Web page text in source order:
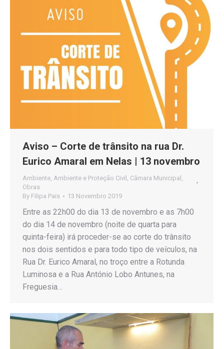
Aviso – Corte de trânsito na rua Dr.
Eurico Amaral em Nelas | 13 novembro
Ambiente, Ambiente e Proteção Civil , Câmara Municipal ,
Obras
By Filipa Pais 13 Novembro 2019
Entre as 22h00 do dia 13 de novembro e as 7h00
do dia 14 de novembro (noite de quarta para
quinta-feira) irá proceder-se ao corte do trânsito
nos dois sentidos e para todo tipo de veículos, na
Rua Dr. Eurico Amaral, no troço entre a Rotunda
Luminosa e a Rua António Lobo Antunes, na
Freguesia…